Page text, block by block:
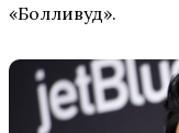
«Болливуд».